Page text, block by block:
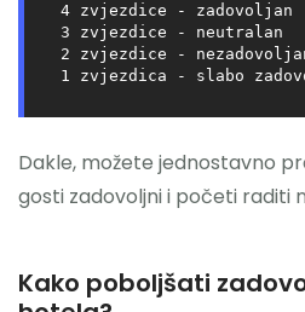
4 zvjezdice - zadovoljan
3 zvjezdice - neutralan
2 zvjezdice -
1 zvjezdica - slabo
Dakle, možete jednostavno
gosti zadovoljni i početi raditi
Kako poboljšati